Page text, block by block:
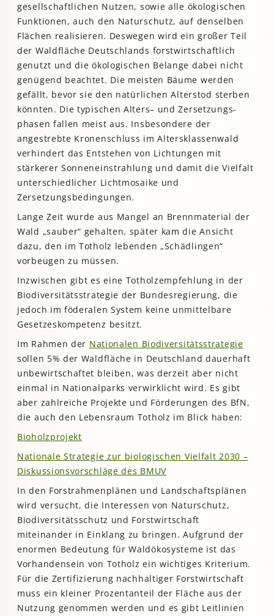
gesellschaftlichen Nutzen, sowie alle ökologischen
Funktionen, auch den Naturschutz, auf denselben
Flächen realisieren. Deswegen wird ein großer Teil
der Waldfläche Deutschlands forstwirtschaftlich
genutzt und die ökologischen Belange dabei nicht
genügend beachtet. Die meisten Bäume werden
gefällt, bevor sie den natürlichen Alterstod sterben
könnten. Die typischen Alters– und Zersetzungs-
phasen fallen meist aus. Insbesondere der
angestrebte Kronenschluss im Altersklassenwald
verhindert das Entstehen von Lichtungen mit
stärkerer Sonneneinstrahlung und damit die Vielfalt
unterschiedlicher Lichtmosaike und
Zersetzungsbedingungen.
Lange Zeit wurde aus Mangel an Brennmaterial der
Wald „sauber“ gehalten, später kam die Ansicht
dazu, den im Totholz lebenden „Schädlingen“
vorbeugen zu müssen.
Inzwischen gibt es eine Totholzempfehlung in der
Biodiversitätsstrategie der Bundesregierung, die
jedoch im föderalen System keine unmittelbare
Gesetzeskompetenz besitzt.
Im Rahmen der Nationalen Biodiversitätsstrategie
sollen 5% der Waldfläche in Deutschland dauerhaft
unbewirtschaftet bleiben, was derzeit aber nicht
einmal in Nationalparks verwirklicht wird. Es gibt
aber zahlreiche Projekte und Förderungen des BfN,
die auch den Lebensraum Totholz im Blick haben:
Bioholzprojekt
Nationale Strategie zur biologischen Vielfalt 2030 –
Diskussionsvorschläge des BMUV
In den Forstrahmenplänen und Landschaftsplänen
wird versucht, die Interessen von Naturschutz,
Biodiversitätsschutz und Forstwirtschaft
miteinander in Einklang zu bringen. Aufgrund der
enormen Bedeutung für Waldökosysteme ist das
Vorhandensein von Totholz ein wichtiges Kriterium.
Für die Zertifizierung nachhaltiger Forstwirtschaft
muss ein kleiner Prozentanteil der Fläche aus der
Nutzung genommen werden und es gibt Leitlinien